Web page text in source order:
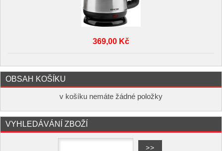
369,00 Kč
OBSAH KOŠÍKU
v košíku nemáte žádné položky
VYHLEDÁVÁNÍ ZBOŽÍ